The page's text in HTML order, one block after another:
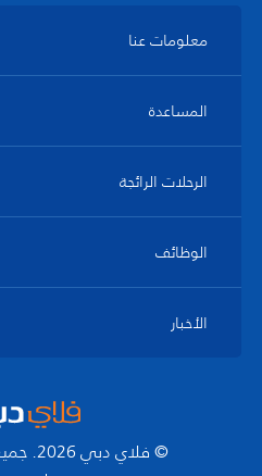
معلومات عنا
المساعدة
الرحلات الرائجة
الوظائف
الأخبار
© فلاي دبي 2026. جميع الحقوق محفوظة.